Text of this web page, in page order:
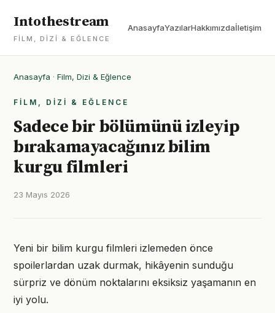
Intothestream
FILM, DIZI & EĞLENCE
AnasayfaYazılarHakkımızdaİletişim
Anasayfa · Film, Dizi & Eğlence
FILM, DIZI & EĞLENCE
Sadece bir bölümünü izleyip
bırakamayacağınız bilim
kurgu filmleri
23 Mayıs 2026
Yeni bir bilim kurgu filmleri izlemeden önce
spoilerlardan uzak durmak, hikâyenin sunduğu
sürpriz ve dönüm noktalarını eksiksiz yaşamanın en
iyi yolu.